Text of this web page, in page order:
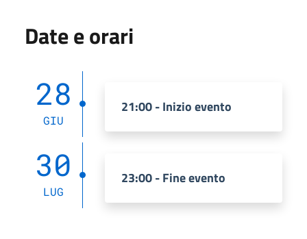
Date e orari
28
GIU
21:00 - Inizio evento
30
LUG
23:00 - Fine evento